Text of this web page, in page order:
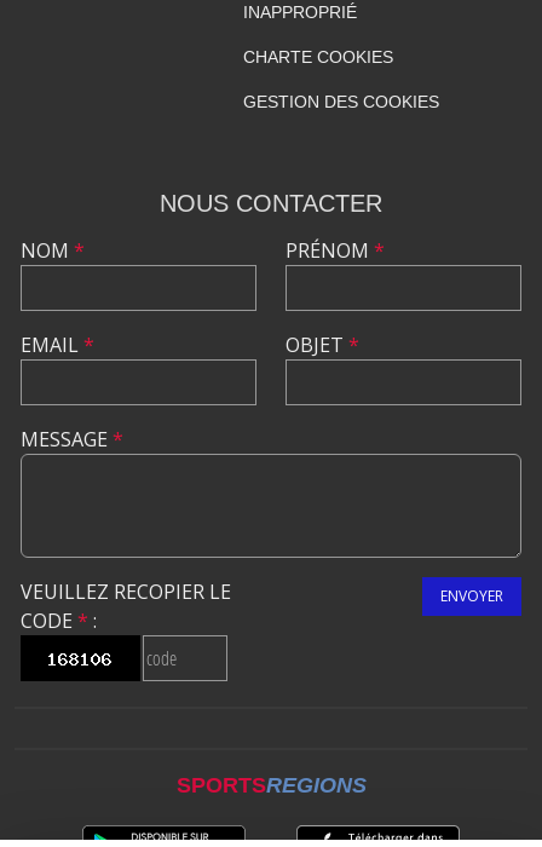
INAPPROPRIÉ
CHARTE COOKIES
GESTION DES COOKIES
NOUS CONTACTER
NOM *
EMAIL*
PRÉNOM *
OBJET *
MESSAGE *
VEUILLEZ RECOPIER LE
CODE * :
ENVOYER
SPORTSREGIONS